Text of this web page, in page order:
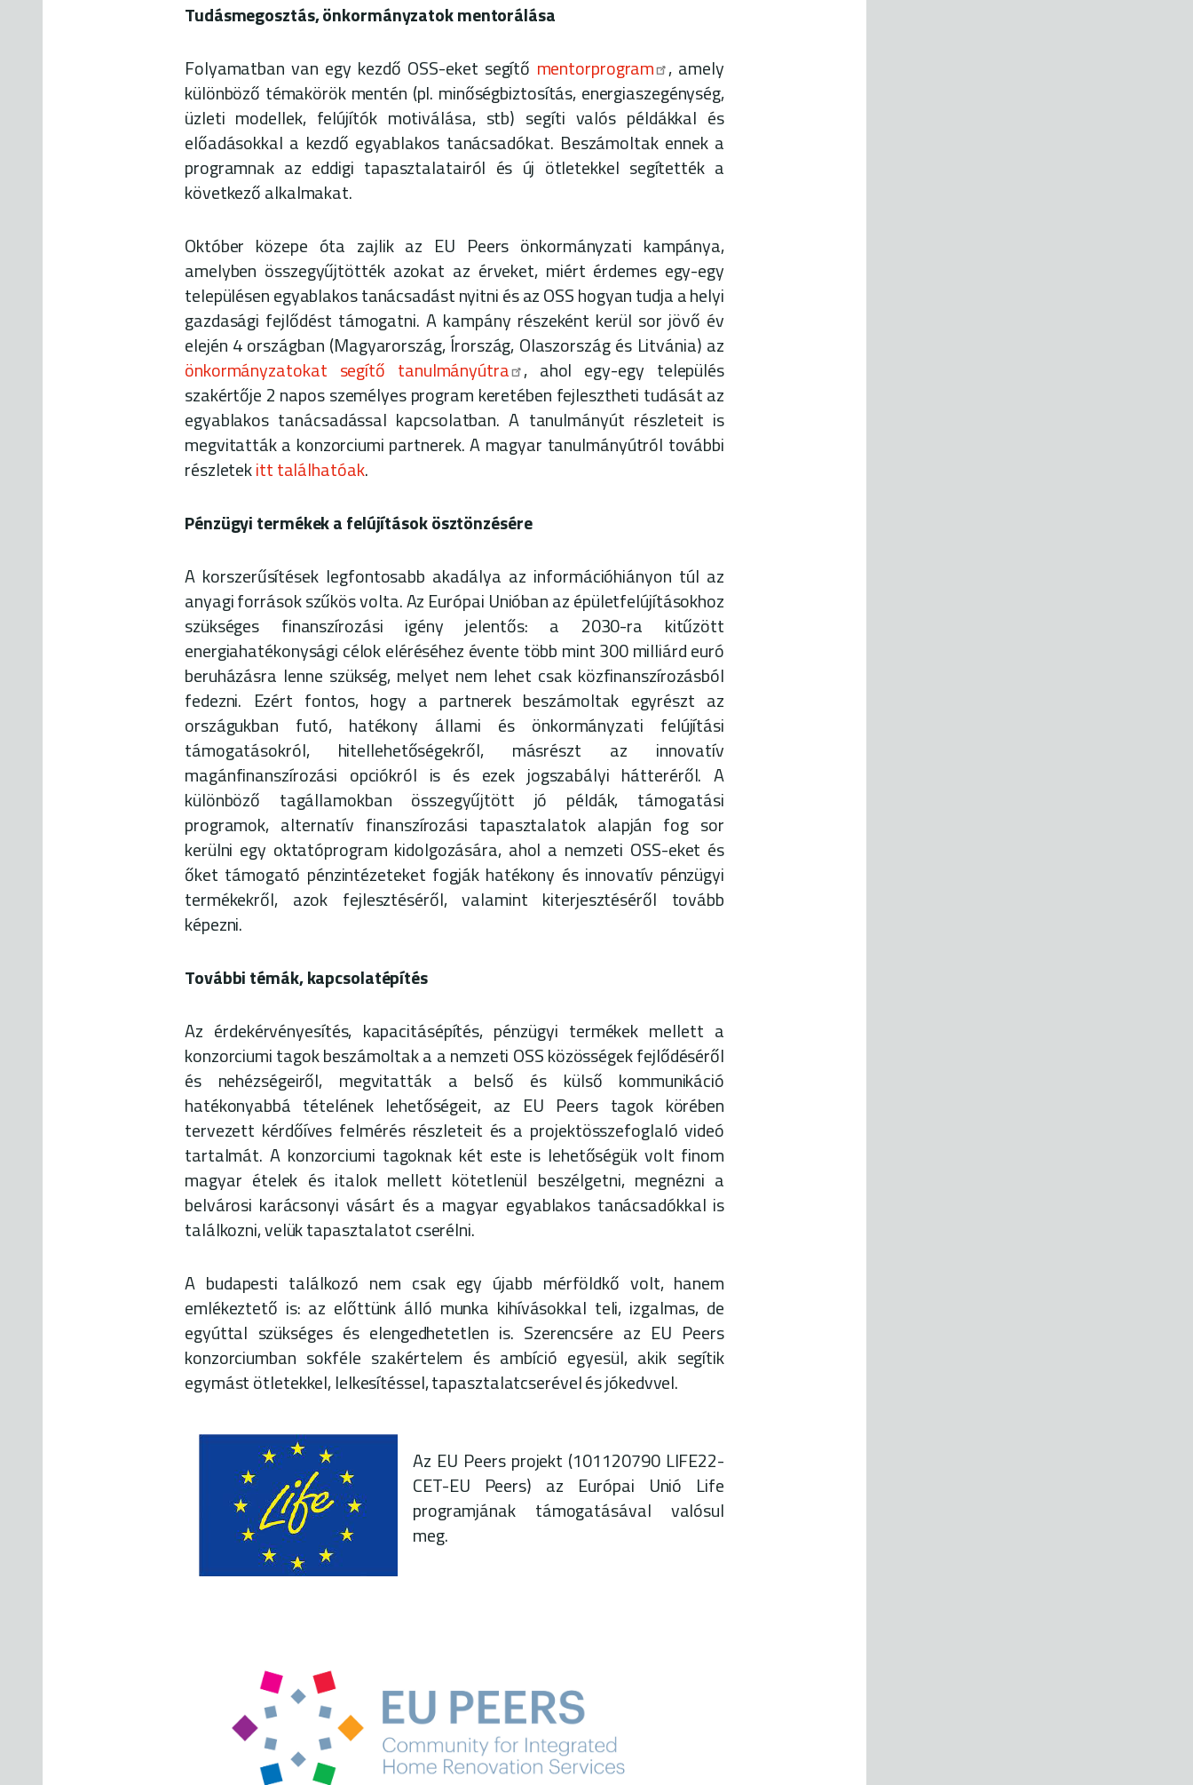
Tudásmegosztás, önkormányzatok mentorálása
Folyamatban van egy kezdő OSS-eket segítő mentorprogram , amely
különböző témakörök mentén (pl. minőségbiztosítás, energiaszegénység,
üzleti modellek, felújítók motiválása, stb) segíti valós példákkal és
előadásokkal a kezdő egyablakos tanácsadókat. Beszámoltak ennek a
programnak az eddigi tapasztalatairól és új ötletekkel segítették a
következő alkalmakat.
Október közepe óta zajlik az EU Peers önkormányzati kampánya,
amelyben összegyűjtötték azokat az érveket, miért érdemes egy-egy
településen egyablakos tanácsadást nyitni és az OSS hogyan tudja a helyi
gazdasági fejlődést támogatni. A kampány részeként kerül sor jövő év
elején 4 országban (Magyarország, Írország, Olaszország és Litvánia) az
önkormányzatokat segítő tanulmányútra , ahol egy-egy település
szakértője 2 napos személyes program keretében fejlesztheti tudását az
egyablakos tanácsadással kapcsolatban. A tanulmányút részleteit is
megvitatták a konzorciumi partnerek.A magyar tanulmányútról további
részletekitt találhatóak.
Pénzügyi termékek a felújítások ösztönzésére
A korszerűsítések legfontosabb akadálya az információhiányon túl az
anyagi források szűkös volta. Az Európai Unióban az épületfelújításokhoz
szükséges finanszírozási igény jelentős: a 2030-ra kitűzött
energiahatékonysági célok eléréséhez évente több mint 300 milliárd euró
beruházásra lenne szükség, melyet nem lehet csak közfinanszírozásból
fedezni. Ezért fontos, hogy a partnerek beszámoltak egyrészt az
országukban futó, hatékony állami és önkormányzati felújítási
támogatásokról, hitellehetőségekről, másrészt az innovatív
magánfinanszírozási opciókról is és ezek jogszabályi hátteréről. A
különböző tagállamokban összegyűjtött jó példák, támogatási
programok, alternatív finanszírozási tapasztalatok alapján fog sor
kerülni egy oktatóprogram kidolgozására, ahol a nemzeti OSS-eket és
őket támogató pénzintézeteket fogják hatékony és innovatív pénzügyi
termékekről, azok fejlesztéséről, valamint kiterjesztéséről tovább
képezni.
További témák, kapcsolatépítés
Az érdekérvényesítés, kapacitásépítés, pénzügyi termékek mellett a
konzorciumi tagok beszámoltak a a nemzeti OSS közösségek fejlődéséről
és nehézségeiről, megvitatták a belső és külső kommunikáció
hatékonyabbá tételének lehetőségeit, az EU Peers tagok körében
tervezett kérdőíves felmérés részleteit és a projektösszefoglaló videó
tartalmát. A konzorciumi tagoknak két este is lehetőségük volt finom
magyar ételek és italok mellett kötetlenül beszélgetni, megnézni a
belvárosi karácsonyi vásárt és a magyar egyablakos tanácsadókkal is
találkozni, velük tapasztalatot cserélni.
A budapesti találkozó nem csak egy újabb mérföldkő volt, hanem
emlékeztető is: az előttünk álló munka kihívásokkal teli, izgalmas, de
egyúttal szükséges és elengedhetetlen is. Szerencsére az EU Peers
konzorciumban sokféle szakértelem és ambíció egyesül, akik segítik
egymást ötletekkel, lelkesítéssel, tapasztalatcserével és jókedvvel.
Az EU Peers projekt (101120790 LIFE22-
CET-EU Peers) az Európai Unió Life
programjának támogatásával valósul
meg.